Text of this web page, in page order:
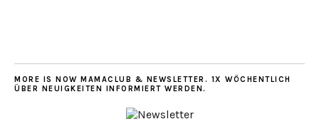
MORE IS NOW MAMACLUB & NEWSLETTER. 1X WÖCHENTLICH
ÜBER NEUIGKEITEN INFORMIERT WERDEN.